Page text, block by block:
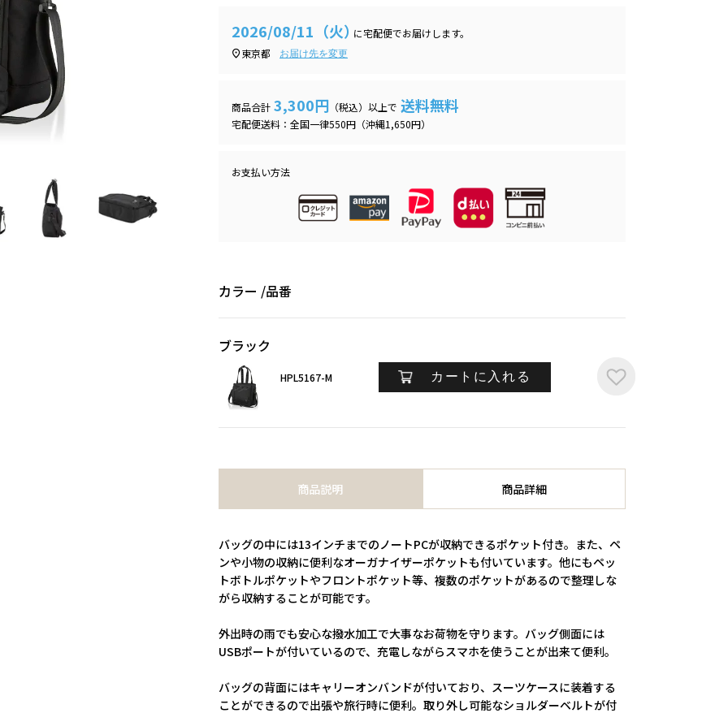
2026/08/11（火）に宅配便でお届けします。
東京都
お届け先を変更
商品合計 3,300円 （税込）以上で 送料無料
宅配便送料：全国一律550円（沖縄1,650円）
お支払い方法
カラー 品番
ブラック
HPL5167-M カートに入れる
商品説明 商品詳細
バッグの中には13インチまでのノートPCが収納できるポケット付き。また、ペ
ンや小物の収納に便利なオーガナイザーポケットも付いています。他にもペッ
トボトルポケットやフロントポケット等、複数のポケットがあるので整理しな
がら収納することが可能です。
外出時の雨でも安心な撥水加工で大事なお荷物を守ります。バッグ側面には
USBポートが付いているので、充電しながらスマホを使うことが出来て便利。
バッグの背面にはキャリーオンバンドが付いており、スーツケースに装着する
ことができるので出張や旅行時に便利。取り外し可能なショルダーベルトが付